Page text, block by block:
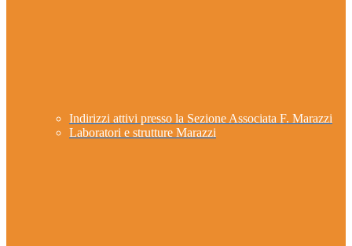
Indirizzi attivi presso la Sezione Associata F. Marazzi
Laboratori e strutture Marazzi